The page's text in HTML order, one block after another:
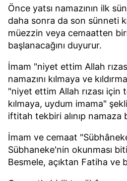
Önce yatsı namazının ilk
daha sonra da son sünneti
müezzin veya cemaatten
başlanacağını duyurur.
İmam "niyet ettim Allah
namazını kılmaya ve
"niyet ettim Allah rızası için
kılmaya, uydum imama"
iftitah tekbiri alınıp namaza
İmam ve cemaat
Sübhaneke'nin okunması
Besmele, açıktan Fatiha ve